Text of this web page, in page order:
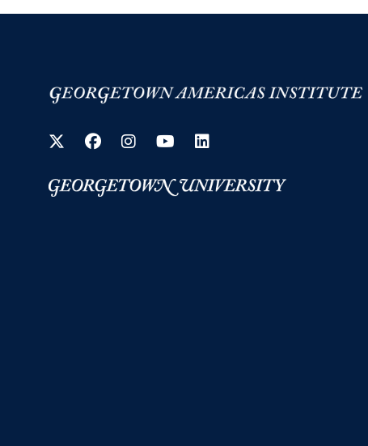
Twitter
Facebook
Instagram
YouTube